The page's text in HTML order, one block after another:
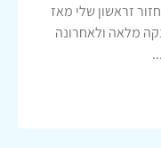
זראשון שלי מאז
הנקה מלאה ולאחרונה